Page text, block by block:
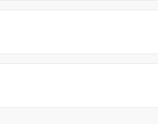
de sunmaktayız.
özel bilgilendirme